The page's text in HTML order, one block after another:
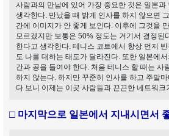
사람과의 만남에 있어 가장 중요한 것은 일본과
생각한다. 만났을 때 밝게 인사를 하지 않으면
간에 이미지가 안 좋게 보인다. 이후에 그것을
모르겠지만 보통은 50% 정도는 거기서 결정된
한다고 생각한다. 테니스 코트에서 항상 먼저
도 나를 대하는 태도가 달라진다. 또한 일본에
간과 공을 들여야 한다. 처음 테니스 할 때는 사
하지 않는다. 하지만 꾸준히 인사를 하고 주말
다 보니 이제는 이곳 사람들과 끈끈한 네트워크
□ 마지막으로 일본에서 지내시면서